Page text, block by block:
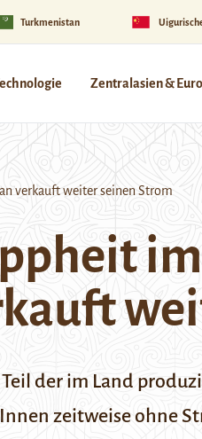
Turkmenistan
Zentralasien &
verkauft weiter seinen Strom
der im Land
zeitweise ohne